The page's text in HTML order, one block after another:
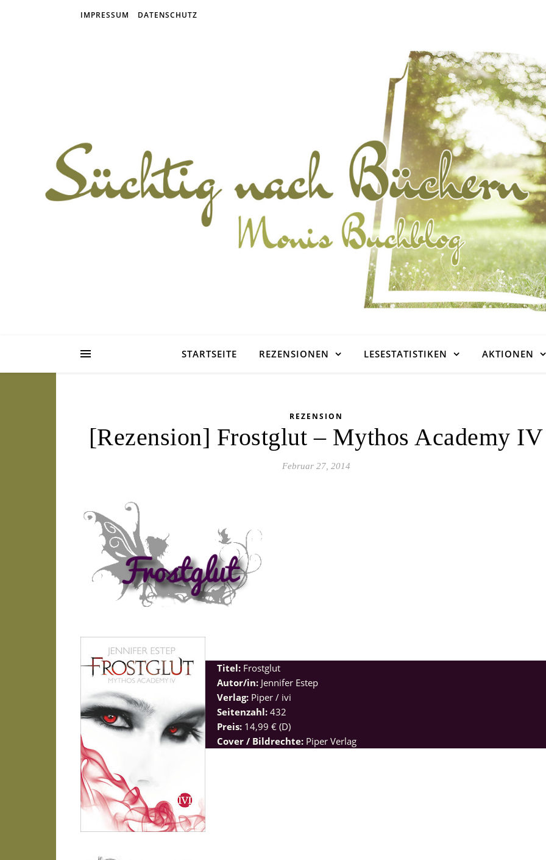
IMPRESSUM DATENSCHUTZ
STARTSEITE REZENSIONEN LESESTATISTIKEN AKTIONEN
REZENSION
[Rezension] Frostglut – Mythos Academy IV
Februar 27, 2014
Titel: Frostglut
Autor/in: Jennifer Estep
Verlag: Piper / ivi
Seitenzahl: 432
Preis: 14,99 € (D)
Cover / Bildrechte: Piper Verlag